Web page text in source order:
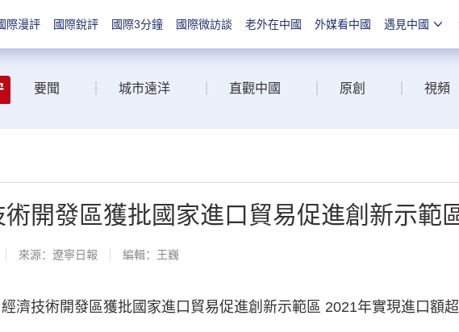
際漫評 國際銳評 國際3分鐘 國際微訪談 老外在中國 外媒看中國 遇見中國
要聞 城市遠洋 直觀中國 原創 視頻
開發區獲批國家進口貿易促進創新示範
來源： 遼寧日報 編輯：王巍
技術開發區獲批國家進口貿易促進創新示範區 2021年實現進口額